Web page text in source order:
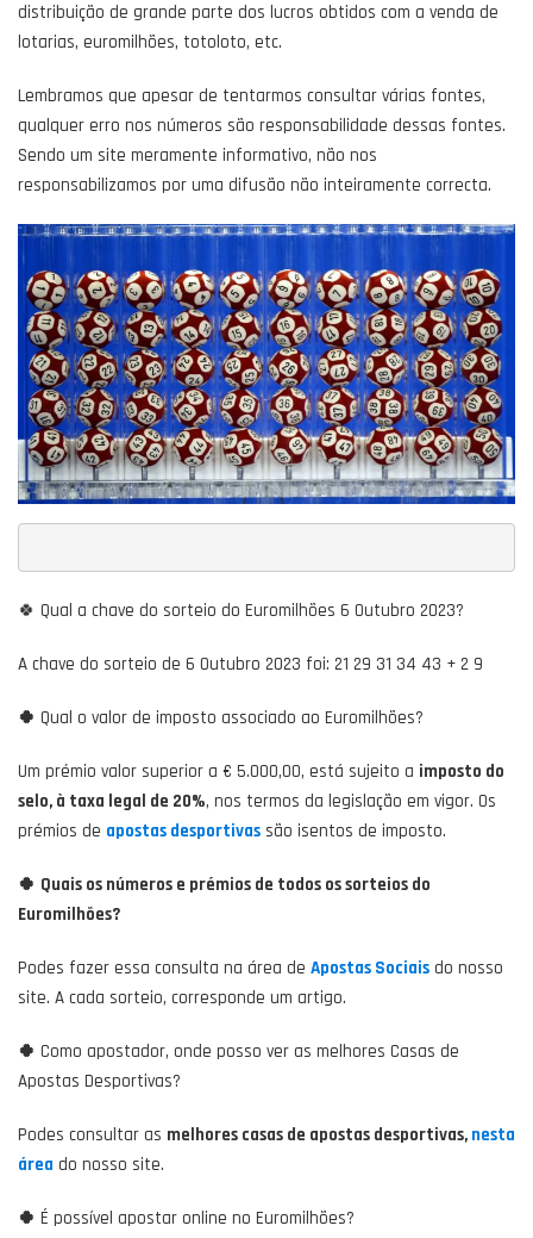
distribuição de grande parte dos lucros obtidos com a venda de
lotarias, euromilhões, totoloto, etc.
Lembramos que apesar de tentarmos consultar várias fontes,
qualquer erro nos números são responsabilidade dessas fontes.
Sendo um site meramente informativo, não nos
responsabilizamos por uma difusão não inteiramente correcta.
🍀 Qual a chave do sorteio do Euromilhões 6 Outubro 2023?
A chave do sorteio de 6 Outubro 2023 foi: 21 29 31 34 43 + 2 9
🍀 Qual o valor de imposto associado ao Euromilhões?
Um prémio valor superior a € 5.000,00, está sujeito a imposto do
selo, à taxa legal de 20%, nos termos da legislação em vigor. Os
prémios de apostas desportivas são isentos de imposto.
🍀 Quais os números e prémios de todos os sorteios do
Euromilhões?
Podes fazer essa consulta na área de Apostas Sociais do nosso
site. A cada sorteio, corresponde um artigo.
🍀 Como apostador, onde posso ver as melhores Casas de
Apostas Desportivas?
Podes consultar as melhores casas de apostas desportivas, nesta
área do nosso site.
🍀 É possível apostar online no Euromilhões?